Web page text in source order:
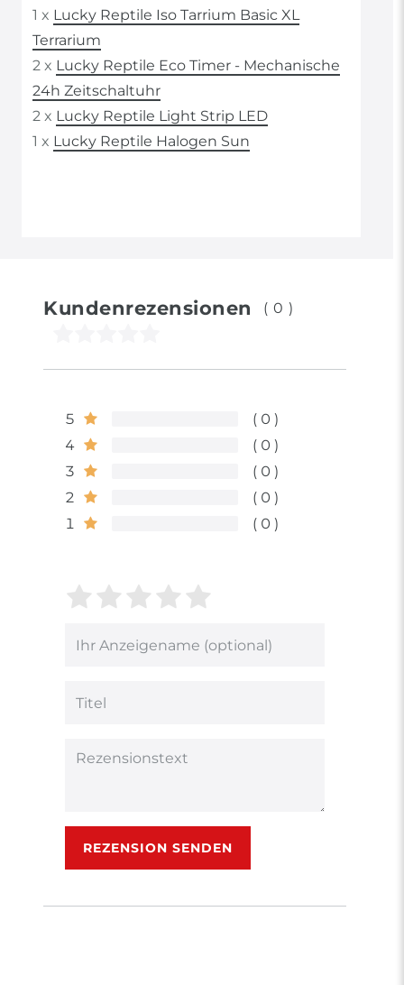
1 x Lucky Reptile Iso Tarrium Basic XL
Terrarium
2 x Lucky Reptile Eco Timer - Mechanische
24h Zeitschaltuhr
2 x Lucky Reptile Light Strip LED
1 x Lucky Reptile Halogen Sun
Kundenrezensionen (0)
5
0
4
0
3
0
2
0
1
0
Bewertungssterne
von
4
von
3
2
von
1
von
Bewertungssternen
Anzeigename
Rezensionstext
REZENSION SENDEN